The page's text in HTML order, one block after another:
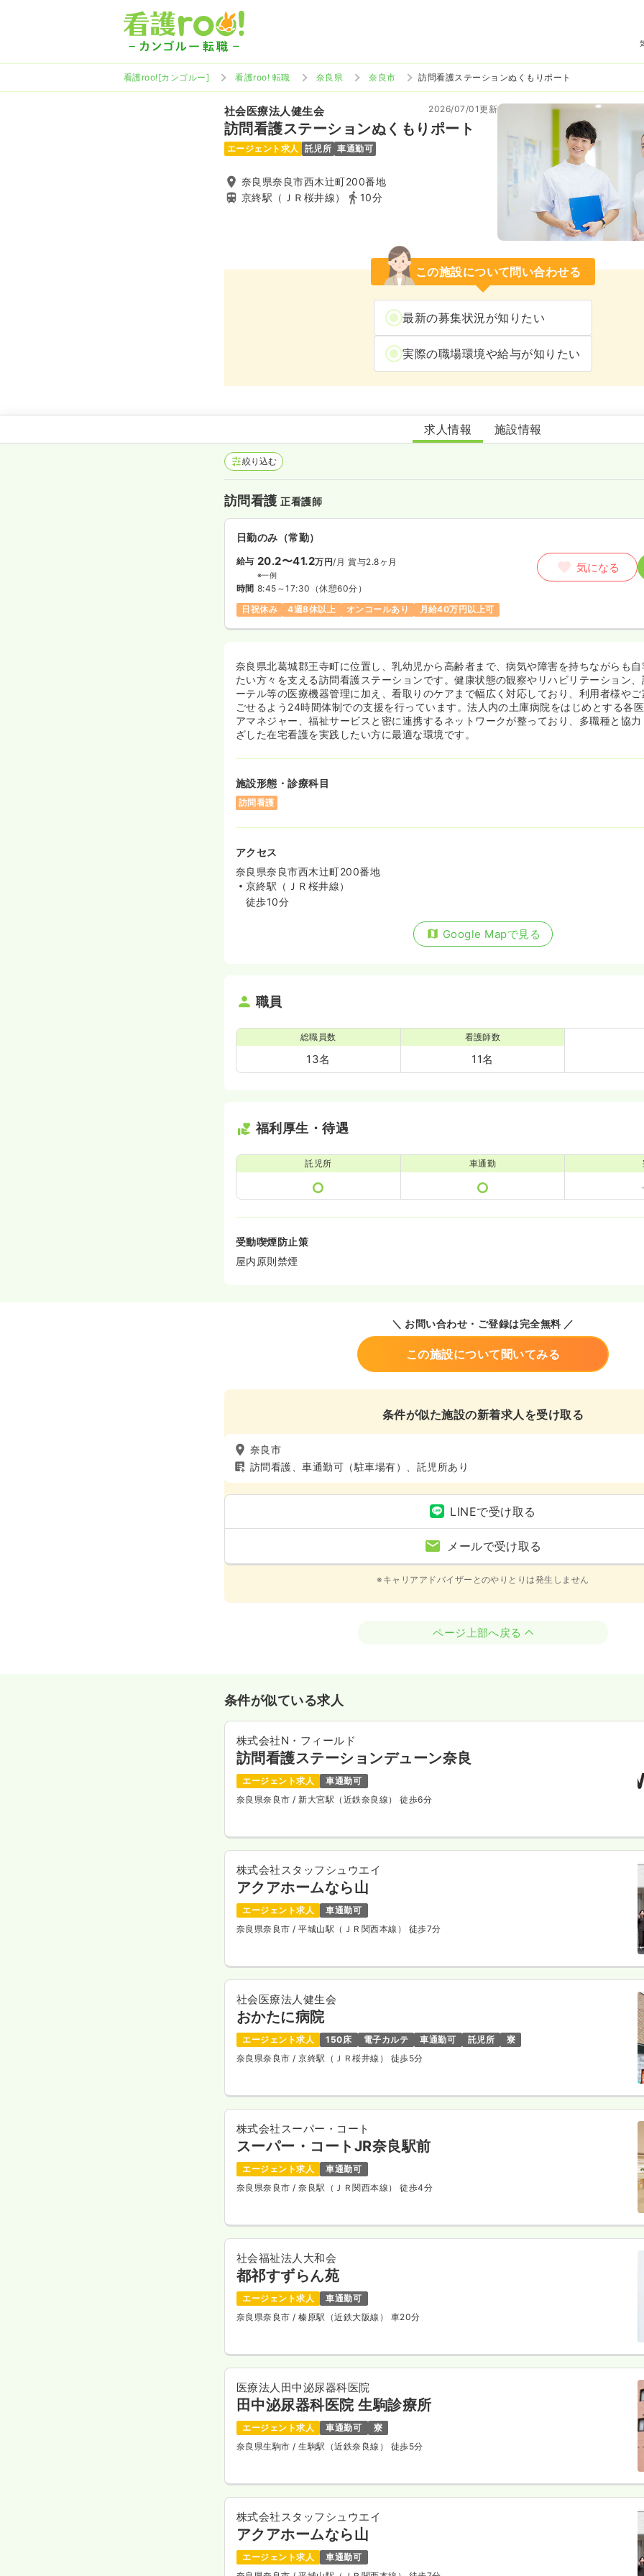
看護roo![カンゴルー] 看護roo! 転職 奈良県 奈良市 訪問看護ステーションぬくもりポート
社会医療法人健生会
訪問看護ステーションぬくもりポート
2026/07/01更新
エージェント求人 託児所 車通勤可
奈良県奈良市西木辻町200番地
京終駅（ＪＲ桜井線）
10分
この施設について問い合わせる
最新の募集状況が知りたい
実際の職場環境や給与が知りたい
訪問看護ステーションぬくもりポート
求人情報 施設情報
絞り込む
訪問看護正看護師
日勤のみ（常勤）
給与 20.2〜41.2万円/月 賞与2.8ヶ月
※一例
時間 8:45～17:30 （休憩60分）
日祝休み
4週8休以上 オンコールあり 月給40万円以上可
気になる
奈良県北葛城郡王寺町に位置し、乳幼児から高齢者まで、病気や障害を持ちながらも
たい方々を支える訪問看護ステーションです。健康状態の観察やリハビリテーション
ーテル等の医療機器管理に加え、看取りのケアまで幅広く対応しており、利用者様や
ごせるよう24時間体制での支援を行っています。法人内の土庫病院をはじめとする各
アマネジャー、福祉サービスと密に連携するネットワークが整っており、多職種と協
ざした在宅看護を実践したい方に最適な環境です。
施設形態・診療科目
訪問看護
アクセス
奈良県奈良市西木辻町200番地
京終駅（ＪＲ桜井線）
徒歩10分
Google Mapで見る
職員
総職員数
13名
看護師数
11名
福利厚生・待遇
託児所 車通勤
受動喫煙防止策
屋内原則禁煙
＼ お問い合わせ・ご登録は完全無料 ／
この施設について聞いてみる
条件が似た施設の新着求人を受け取る
奈良市
訪問看護、車通勤可（駐車場有）、託児所あり
LINEで受け取る
メールで受け取る
※キャリアアドバイザーとのやりとりは発生しません
ページ上部へ戻る
条件が似ている求人
株式会社N・フィールド
訪問看護ステーションデューン奈良
エージェント求人
車通勤可
奈良県奈良市/ 新大宮駅（近鉄奈良線） 徒歩6分
株式会社スタッフシュウエイ
アクアホームなら山
エージェント求人
車通勤可
奈良県奈良市/ 平城山駅（ＪＲ関西本線） 徒歩7分
社会医療法人健生会
おかたに病院
エージェント求人 150床 電子カルテ 車通勤可 託児所
寮
奈良県奈良市/ 京終駅（ＪＲ桜井線） 徒歩5分
株式会社スーパー・コート
スーパー・コートJR奈良駅前
エージェント求人
車通勤可
奈良県奈良市/ 奈良駅（ＪＲ関西本線） 徒歩4分
社会福祉法人大和会
都祁すずらん苑
エージェント求人
車通勤可
奈良県奈良市/ 榛原駅（近鉄大阪線） 車20分
医療法人田中泌尿器科医院
田中泌尿器科医院 生駒診療所
エージェント求人 車通勤可
寮
奈良県生駒市/ 生駒駅（近鉄奈良線） 徒歩5分
株式会社スタッフシュウエイ
アクアホームなら山
エージェント求人
車通勤可